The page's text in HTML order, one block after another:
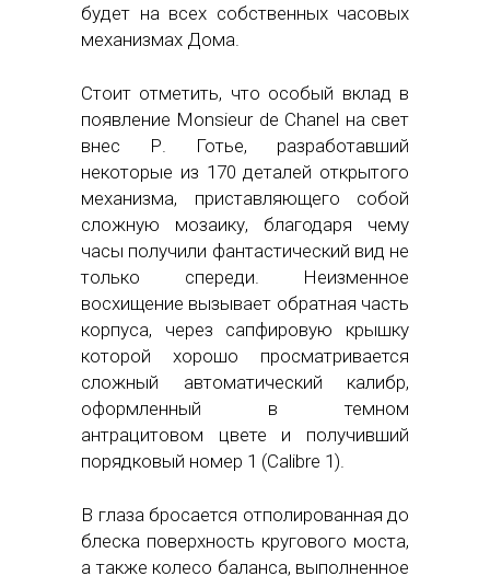
будет на всех собственных часовых
механизмах Дома.
Стоит отметить, что особый вклад в
появление Monsieur de Chanel на свет
внес Р. Готье, разработавший
некоторые из 170 деталей открытого
механизма, приставляющего собой
сложную мозаику, благодаря чему
часы получили фантастический вид не
только спереди. Неизменное
восхищение вызывает обратная часть
корпуса, через сапфировую крышку
которой хорошо просматривается
сложный автоматический калибр,
оформленный в темном
антрацитовом цвете и получивший
порядковый номер 1 (Calibre 1).
В глаза бросается отполированная до
блеска поверхность кругового моста,
а также колесо баланса, выполненное